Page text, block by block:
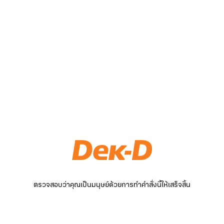
ตรวจสอบว่าคุณเป็นมนุษย์ด้วยการทำคำสั่งนี้ให้เสร็จสิ้น